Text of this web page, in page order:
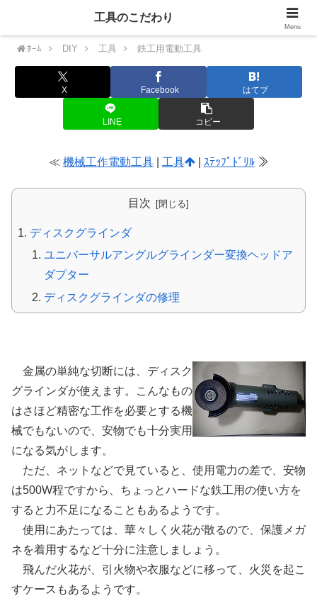
ﾎｰﾑ DIY 工具 鉄工用電動工具
X Facebook はてブ
LINE コピー
≪ 機械工作電動工具| 工具 | ｽﾃｯﾌﾟﾄﾞﾘﾙ≫
目次
ディスクグラインダ
ユニバーサルアングルグラインダー変換ヘッドア
ダプター
ディスクグラインダの修理
金属の単純な切断には、ディスク
グラインダが使えます。こんなもの
はさほど精密な工作を必要とする機
械でもないので、安物でも十分実用
になる気がします。
ただ、ネットなどで見ていると、使用電力の差で、安物
は500W程ですから、ちょっとハードな鉄工用の使い方を
すると力不足になることもあるようです。
使用にあたっては、華々しく火花が散るので、保護メガ
ネを着用するなど十分に注意しましょう。
飛んだ火花が、引火物や衣服などに移って、火災を起こ
すケースもあるようです。
工具のこだわり
Menu